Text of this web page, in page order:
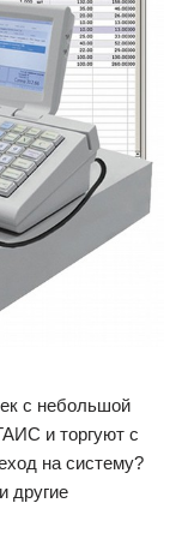
с небольшой
и торгуют с
на систему?
другие